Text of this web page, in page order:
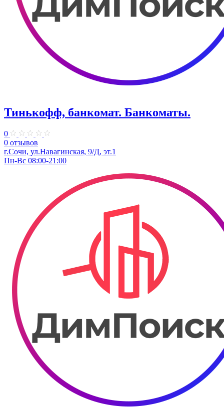
Тинькофф, банкомат. Банкоматы.
0
0 отзывов
г.Сочи, ул.Навагинская, 9/Д, эт.1
Пн-Вс 08:00-21:00